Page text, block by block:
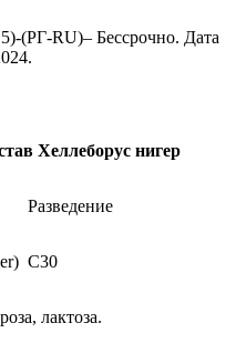
(РГ-RU)– Бессрочно. Дата
Хеллеборус нигер
Разведение
C30
лактоза.